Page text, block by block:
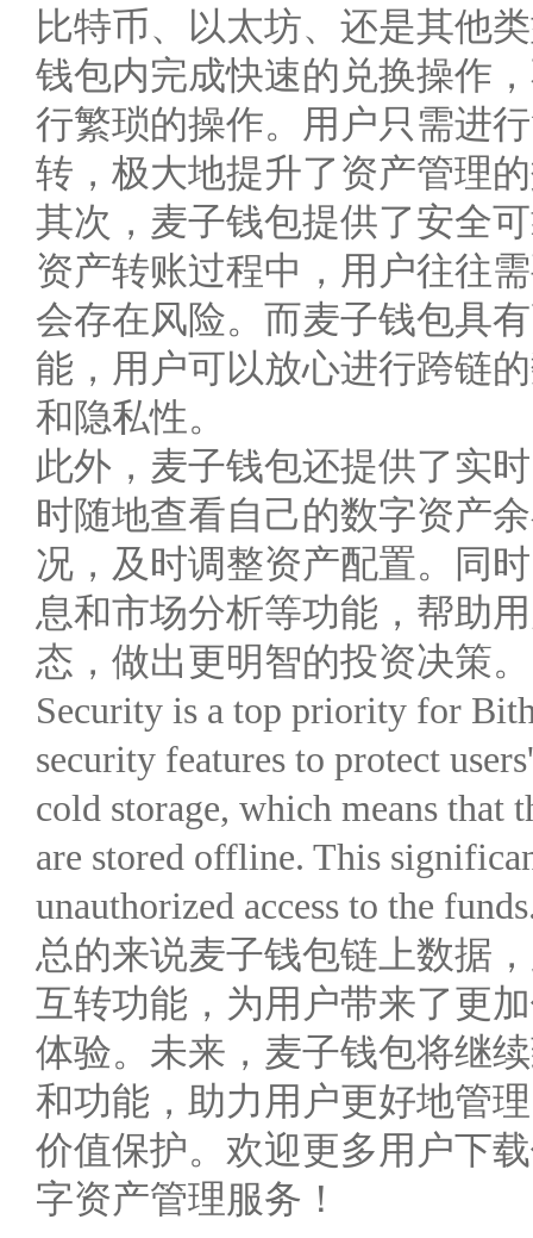
比特币、以太坊、还是其他
钱包内完成快速的兑换操作
行繁琐的操作。用户只需进
转，极大地提升了资产管理
其次，麦子钱包提供了安全
资产转账过程中，用户往往
会存在风险。而麦子钱包具
能，用户可以放心进行跨链
和隐私性。
此外，麦子钱包还提供了实
时随地查看自己的数字资产
况，及时调整资产配置。同
息和市场分析等功能，帮助
态，做出更明智的投资决策。
Security is a top priority for
security features to protect
cold storage, which means that
are stored offline. This
unauthorized access to the
总的来说麦子钱包链上数据
互转功能，为用户带来了更
体验。未来，麦子钱包将继
和功能，助力用户更好地管
价值保护。欢迎更多用户下
字资产管理服务！